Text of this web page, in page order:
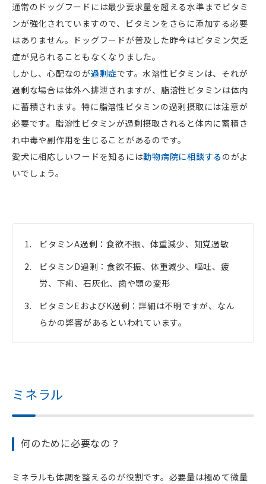
通常のドッグフードには最少要求量を超える水準までビタミ
ンが強化されていますので、ビタミンをさらに添加する必要
はありません。ドッグフードが普及した昨今はビタミン欠乏
症が見られることもなくなりました。
しかし、心配なのが過剰症です。水溶性ビタミンは、それが
過剰な場合は体外へ排泄されますが、脂溶性ビタミンは体内
に蓄積されます。特に脂溶性ビタミンの過剰摂取には注意が
必要です。脂溶性ビタミンが過剰摂取されると体内に蓄積さ
れ中毒や副作用を生じることがあるのです。
愛犬に相応しいフードを知るには動物病院に相談する のがよ
いでしょう。
ビタミンA過剰：食欲不振、体重減少、知覚過敏
ビタミンD過剰：食欲不振、体重減少、嘔吐、疲
労、下痢、石灰化、歯や顎の変形
ビタミンEおよびK過剰：詳細は不明ですが、なん
らかの弊害があるといわれています。
ミネラル
何のために必要なの？
ミネラルも体調を整えるのが役割です。必要量は極めて微量